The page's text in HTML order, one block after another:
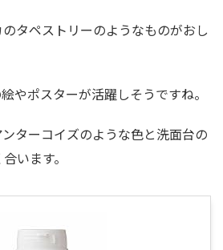
タペストリーのようなものがおし
やポスターが活躍しそうですね。
ターコイズのような色と洗面台の
います。